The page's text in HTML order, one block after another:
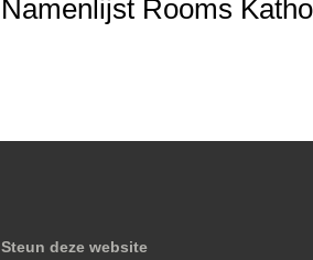
Namenlijst Rooms
Steun deze website